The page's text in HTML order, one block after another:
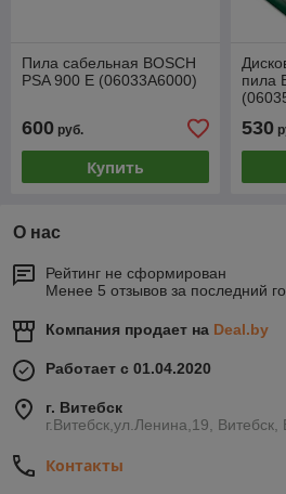
Пила сабельная BOSCH
PSA 900 E (06033A6000)
600 руб.
Купить
пила
530
О нас
Рейтинг не сформирован
Менее 5 отзывов за последний
Компания продает на Deal.by
Работает с 01.04.2020
г. Витебск
г.Витебск,ул.Ленина,19, Витебск,
Контакты